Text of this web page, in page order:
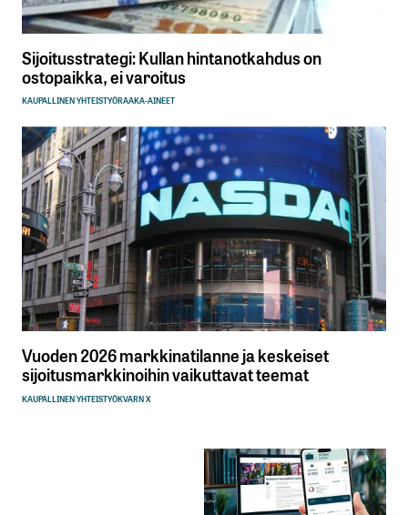
Sijoitusstrategi: Kullan hintanotkahdus on
ostopaikka, ei varoitus
KAUPALLINEN YHTEISTYÖRAAKA-AINEET
Vuoden 2026 markkinatilanne ja keskeiset
sijoitusmarkkinoihin vaikuttavat teemat
KAUPALLINEN YHTEISTYÖKVARN X